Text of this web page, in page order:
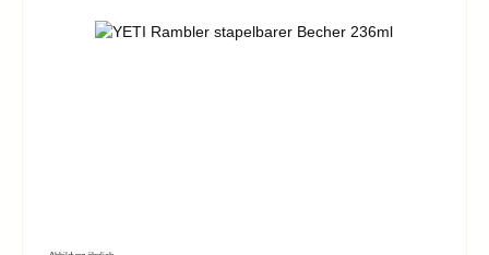
Bildergalerie überspringen